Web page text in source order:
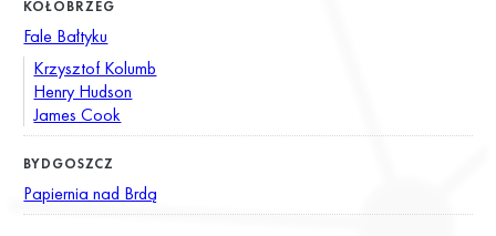
KOŁOBRZEG
Fale Bałtyku
Krzysztof Kolumb
Henry Hudson
James Cook
BYDGOSZCZ
Papiernia nad Brdą